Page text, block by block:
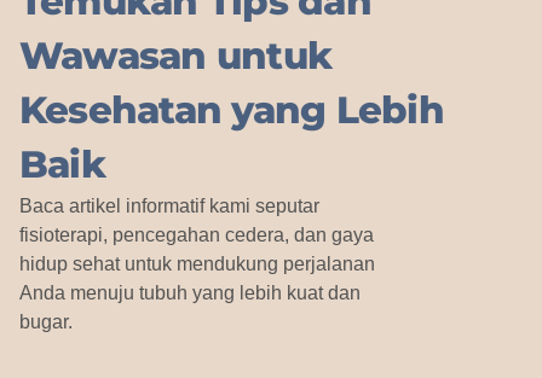
Wawasan untuk
Kesehatan yang Lebih
Baik
Baca artikel informatif kami seputar
fisioterapi, pencegahan cedera, dan gaya
hidup sehat untuk mendukung perjalanan
Anda menuju tubuh yang lebih kuat dan
bugar.